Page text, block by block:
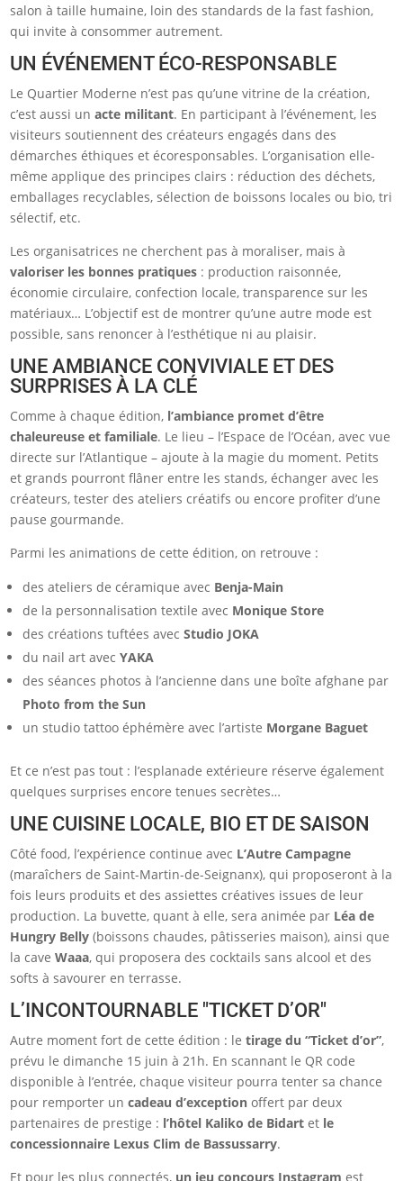
salon à taille humaine, loin des standards de la fast fashion,
qui invite à consommer autrement.
UN ÉVÉNEMENT ÉCO-RESPONSABLE
Le Quartier Moderne n’est pas qu’une vitrine de la création,
c’est aussi unacte militant. En participant à l’événement, les
visiteurs soutiennent des créateurs engagés dans des
démarches éthiques et écoresponsables. L’organisation elle-
même applique des principes clairs : réduction des déchets,
emballages recyclables, sélection de boissons locales ou bio, tri
sélectif, etc.
Les organisatrices ne cherchent pas à moraliser, mais à
valoriser les bonnes pratiques : production raisonnée,
économie circulaire, confection locale, transparence sur les
matériaux… L’objectif est de montrer qu’une autre mode est
possible, sans renoncer à l’esthétique ni au plaisir.
UNE AMBIANCE CONVIVIALE ET DES
SURPRISES À LA CLÉ
Comme à chaque édition, l’ambiance promet d’être
chaleureuse et familiale. Le lieu – l’Espace de l’Océan, avec vue
directe sur l’Atlantique – ajoute à la magie du moment. Petits
et grands pourront flâner entre les stands, échanger avec les
créateurs, tester des ateliers créatifs ou encore profiter d’une
pause gourmande.
Parmi les animations de cette édition, on retrouve :
des ateliers de céramique avec Benja-Main
de la personnalisation textile avec Monique Store
des créations tuftées avecStudio JOKA
du nail art avecYAKA
des séances photos à l’ancienne dans une boîte afghane par
Photo from the Sun
un studio tattoo éphémère avec l’artiste Morgane Baguet
Et ce n’est pas tout : l’esplanade extérieure réserve également
quelques surprises encore tenues secrètes…
UNE CUISINE LOCALE, BIO ET DE SAISON
Côté food, l’expérience continue avec L’Autre Campagne
(maraîchers de Saint-Martin-de-Seignanx), qui proposeront à la
fois leurs produits et des assiettes créatives issues de leur
production. La buvette, quant à elle, sera animée par Léa de
Hungry Belly (boissons chaudes, pâtisseries maison), ainsi que
la caveWaaa, qui proposera des cocktails sans alcool et des
softs à savourer en terrasse.
L’INCONTOURNABLE "TICKET D’OR"
Autre moment fort de cette édition : letirage du “Ticket d’or”,
prévu le dimanche 15 juin à 21h. En scannant le QR code
disponible à l’entrée, chaque visiteur pourra tenter sa chance
pour remporter uncadeau d’exception offert par deux
partenaires de prestige : l’hôtel Kaliko de Bidart et le
concessionnaire Lexus Clim de Bassussarry.
Et pour les plus connectés, un jeu concours Instagram est